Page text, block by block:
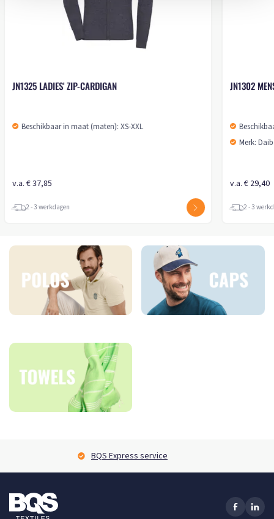
JN1325 LADIES' ZIP-CARDIGAN
Beschikbaar in maat (maten): XS-XXL
v.a. € 37,85
2 - 3 werkdagen
JN1302
Merk:
v.a. € 29,40
2 - 3
BQS Express service